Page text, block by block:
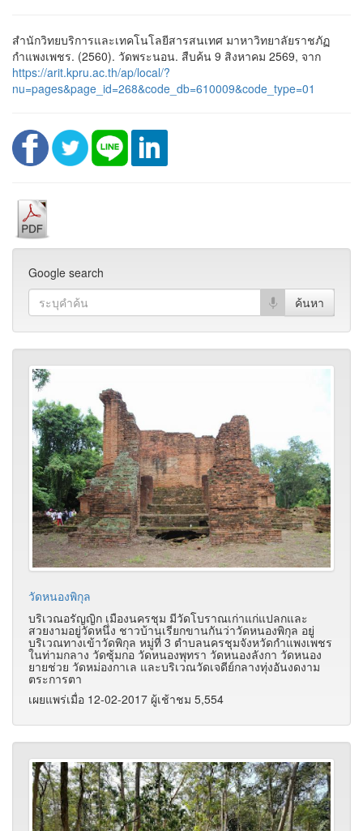
สำนักวิทยบริการและเทคโนโลยีสารสนเทศ มาหาวิทยาลัยราชภัฏ
กำแพงเพชร. (2560). วัดพระนอน. สืบค้น 9 สิงหาคม 2569, จาก
https://arit.kpru.ac.th/ap/local/?
nu=pages&page_id=268&code_db=610009&code_type=01
Google search
วัดหนองพิกุล
บริเวณอรัญญิก เมืองนครชุม มีวัดโบราณเก่าแก่แปลกและ
สวยงามอยู่วัดหนึ่ง ชาวบ้านเรียกขานกันว่าวัดหนองพิกุล อยู่
บริเวณทางเข้าวัดพิกุล หมู่ที่ 3 ตำบลนครชุมจังหวัดกำแพงเพชร
ในท่ามกลาง วัดซุ้มกอ วัดหนองพุทรา วัดหนองลังกา วัดหนอง
ยายช่วย วัดหม่องกาเล และบริเวณวัดเจดีย์กลางทุ่งอันงดงาม
ตระการตา
เผยแพร่เมื่อ 12-02-2017 ผู้เช้าชม 5,554